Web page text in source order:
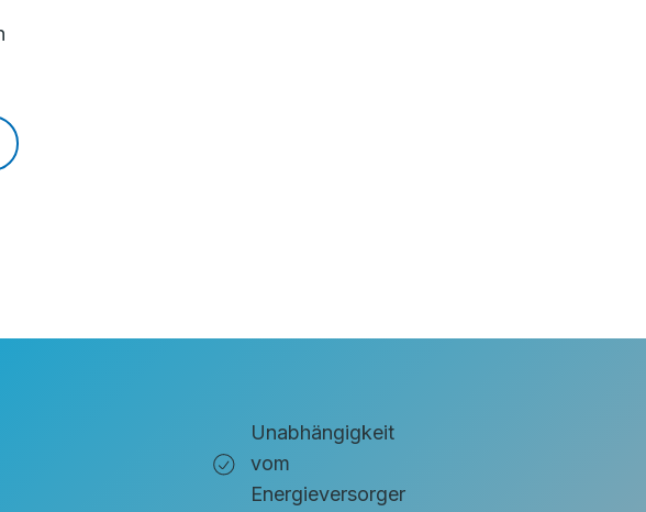
Unabhängigkeit
vom
Energieversorger